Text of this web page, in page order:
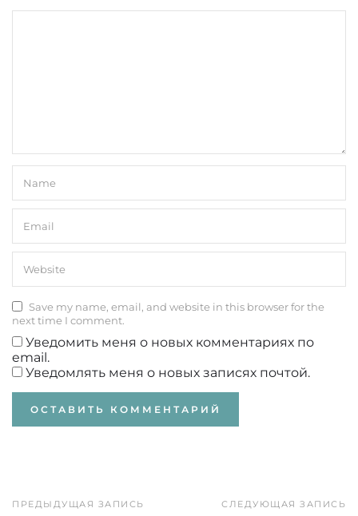
Save my name, email, and website in this browser for the
next time I comment.
Уведомить меня о новых комментариях по
email.
Уведомлять меня о новых записях почтой.
ПРЕДЫДУЩАЯ ЗАПИСЬ СЛЕДУЮЩАЯ ЗАПИСЬ